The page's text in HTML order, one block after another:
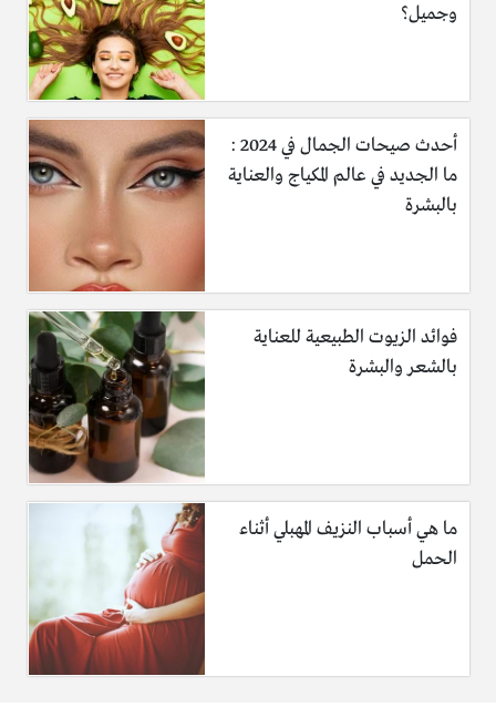
وجميل؟
أحدث صيحات الجمال في 2024 :
ما الجديد في عالم المكياج والعناية
بالبشرة
فوائد الزيوت الطبيعية للعناية
بالشعر والبشرة
ما هي أسباب النزيف المهبلي أثناء
الحمل